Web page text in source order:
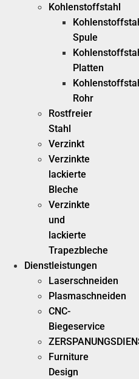
Kohlenstoffstahl
Spule
Platten
Rohr
Rostfreier
Stahl
Verzinkt
Verzinkte
lackierte
Bleche
Verzinkte
und
lackierte
Trapezbleche
Dienstleistungen
Laserschneiden
Plasmaschneiden
CNC-
Biegeservice
Furniture
Design